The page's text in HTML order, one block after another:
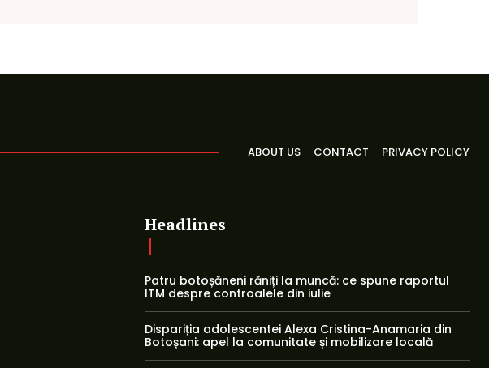
ABOUT US CONTACT PRIVACY POLICY
Headlines
Patru botoșăneni răniți la muncă: ce spune raportul
ITM despre controalele din iulie
Dispariția adolescentei Alexa Cristina-Anamaria din
Botoșani: apel la comunitate și mobilizare locală